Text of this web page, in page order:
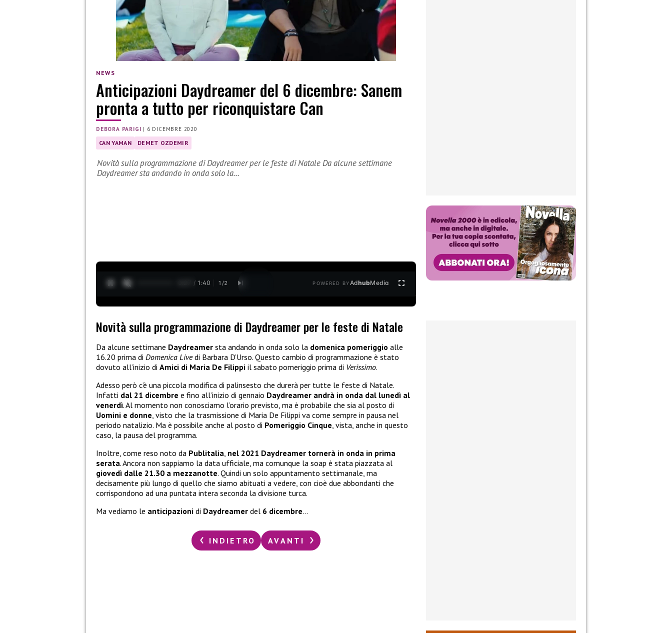
NEWS
Anticipazioni Daydreamer del 6 dicembre: Sanem
pronta a tutto per riconquistare Can
DEBORA PARIGI | 6 DICEMBRE 2020
CAN YAMAN DEMET OZDEMIR
Novità sulla programmazione di Daydreamer per le feste di Natale Da alcune settimane
Daydreamer sta andando in onda solo la…
0:28 / 1:40 1 /2 POWERED BYAdhubMedia
Novità sulla programmazione di Daydreamer per le feste di Natale
Da alcune settimane Daydreamer sta andando in onda solo la domenica pomeriggio alle
16.20 prima di Domenica Livedi Barbara D’Urso. Questo cambio di programmazione è stato
dovuto all’inizio di Amici di Maria De Filippi il sabato pomeriggio prima di Verissimo.
Adesso però c’è una piccola modifica di palinsesto che durerà per tutte le feste di Natale.
Infatti dal 21 dicembre e fino all’inizio di gennaio Daydreamer andrà in onda dal lunedì al
venerdì. Al momento non conosciamo l’orario previsto, ma è probabile che sia al posto di
Uomini e donne, visto che la trasmissione di Maria De Filippi va come sempre in pausa nel
periodo natalizio. Ma è possibile anche al posto di Pomeriggio Cinque, vista, anche in questo
caso, la pausa del programma.
Inoltre, come reso noto da Publitalia, nel 2021 Daydreamer tornerà in onda in prima
serata. Ancora non sappiamo la data ufficiale, ma comunque la soap è stata piazzata al
giovedì dalle 21.30 a mezzanotte. Quindi un solo appuntamento settimanale, ma
decisamente più lungo di quello che siamo abituati a vedere, con cioè due abbondanti che
corrispondono ad una puntata intera seconda la divisione turca.
Ma vediamo le anticipazioni di Daydreamer del 6 dicembre…
INDIETRO AVANTI